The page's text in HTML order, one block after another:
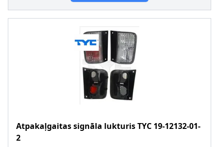
Atpakaļgaitas signāla lukturisTYC 19-12132-01-
2